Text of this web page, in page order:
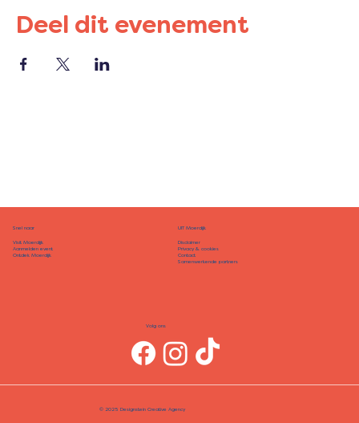
Deel dit evenement
Snel naar
Visit Moerdijk
Aanmelden event
Ontdek Moerdijk
UIT Moerdijk
Disclaimer
Privacy & cookies
Contact
Samenwerkende partners
Volg ons
© 2025 Designstein Creative Agency